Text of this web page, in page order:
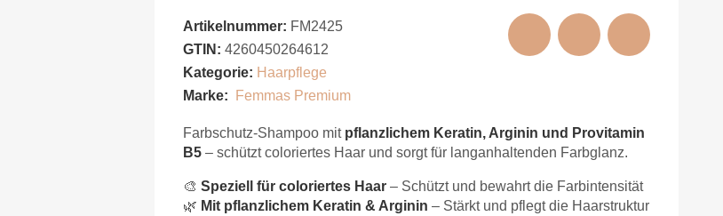
Artikelnummer: FM2425
GTIN: 4260450264612
Kategorie: Haarpflege
Marke:
Femmas Premium
Farbschutz-Shampoo mit pflanzlichem Keratin, Arginin und Provitamin
B5 – schützt coloriertes Haar und sorgt für langanhaltenden Farbglanz.
🎨 Speziell für coloriertes Haar – Schützt und bewahrt die Farbintensität
🌿 Mit pflanzlichem Keratin & Arginin – Stärkt und pflegt die Haarstruktur